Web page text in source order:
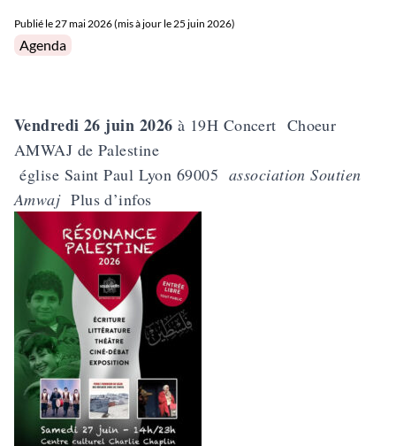
Publié le 27 mai 2026 (mis à jour le 25 juin 2026)
Posted in
Agenda
Vendredi 26 juin 2026 à 19H Concert Choeur
AMWAJ de Palestine
église Saint Paul Lyon 69005 association Soutien
Amwaj Plus d’infos